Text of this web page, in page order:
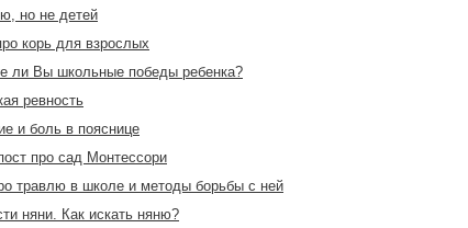
но не детей
корь для взрослых
ли Вы школьные победы ребенка?
ревность
и боль в пояснице
про сад Монтессори
травлю в школе и методы борьбы с ней
няни. Как искать няню?